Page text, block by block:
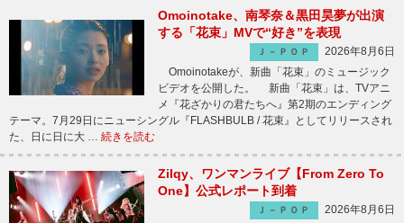
Omoinotake、南琴奈＆黒田昊夢が出演
する「花束」MVで“好き”を表現
Ｊ－ＰＯＰ
2026年8月6日
Omoinotakeが、新曲「花束」のミュージック
ビデオを公開した。 新曲「花束」は、TVアニ
メ『花ざかりの君たちへ』第2期のエンディング
テーマ。7月29日にニューシングル『FLASHBULB / 花束』としてリリースされ
た、日に日に大 … 続きを読む
Zilqy、ワンマンライブ【From Zero To
One】公式レポート到着
Ｊ－ＰＯＰ
2026年8月6日